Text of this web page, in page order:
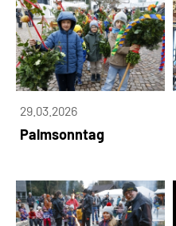
29.03.2026
Palmsonntag